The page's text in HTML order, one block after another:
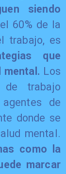
siendo
60% de la
trabajo, es
que
mental. Los
de trabajo
de
donde se
mental.
como la
marcar